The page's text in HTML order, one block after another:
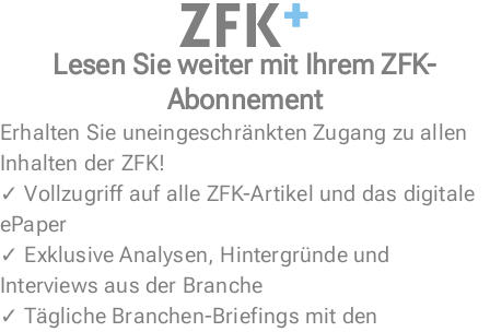
Lesen Sie weiter mit Ihrem ZFK-
Abonnement
Erhalten Sie uneingeschränkten Zugang zu allen
Inhalten der ZFK!
✓ Vollzugriff auf alle ZFK-Artikel und das digitale
ePaper
✓ Exklusive Analysen, Hintergründe und
Interviews aus der Branche
✓ Tägliche Branchen-Briefings mit den